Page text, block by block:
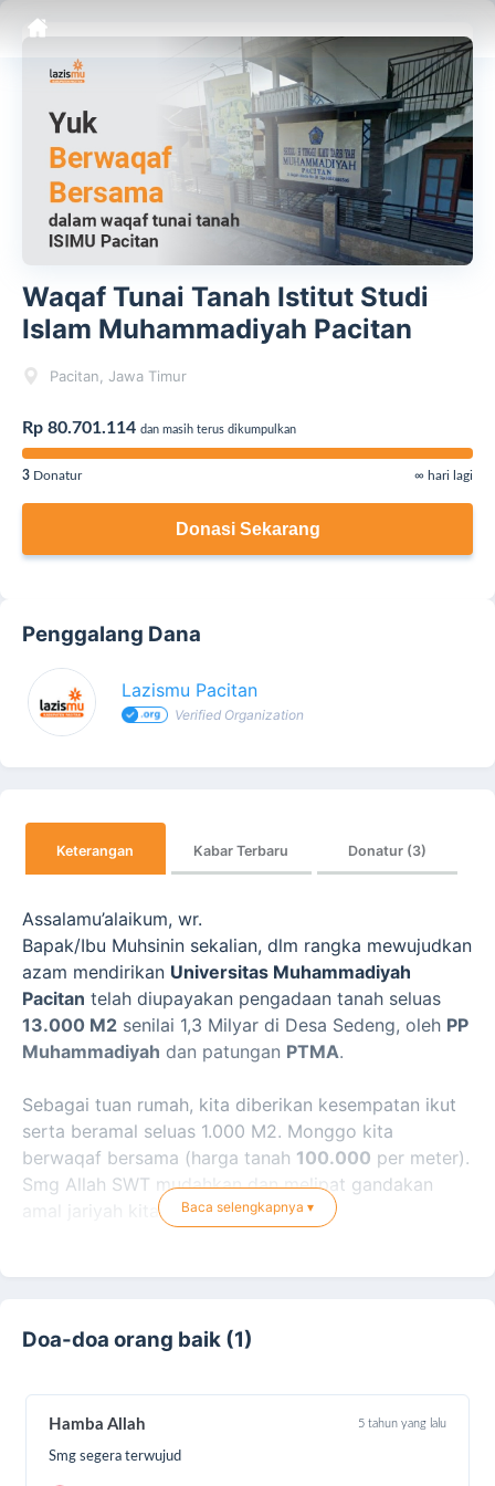
Waqaf Tunai Tanah Istitut Studi
Islam Muhammadiyah Pacitan
Pacitan, Jawa Timur
Rp 80.701.114 dan masih terus dikumpulkan
3 Donatur ∞ hari lagi
Donasi Sekarang
Penggalang Dana
Lazismu Pacitan
Verified Organization
Keterangan Kabar Terbaru Donatur (3)
Assalamu’alaikum, wr.
Bapak/Ibu Muhsinin sekalian, dlm rangka mewujudkan
azam mendirikan Universitas Muhammadiyah
Pacitan telah diupayakan pengadaan tanah seluas
13.000 M2 senilai 1,3 Milyar di Desa Sedeng, oleh PP
Muhammadiyah dan patungan PTMA.
Sebagai tuan rumah, kita diberikan kesempatan ikut
serta beramal seluas 1.000 M2. Monggo kita
berwaqaf bersama (harga tanah 100.000 per meter).
Smg Allah SWT mudahkan dan melipat gandakan
amal jariyah kita. Aamiin.Baca selengkapnya ▾
Doa-doa orang baik (1)
Hamba Allah 5 tahun yang lalu
Smg segera terwujud